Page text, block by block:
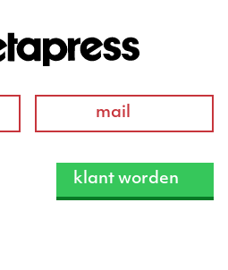
mail
klant worden